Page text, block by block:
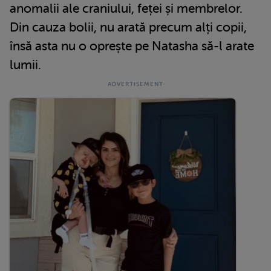
anomalii ale craniului, feței și membrelor.
Din cauza bolii, nu arată precum alți copii,
însă asta nu o oprește pe Natasha să-l arate
lumii.